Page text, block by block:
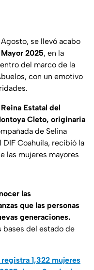
se llevó acabo
2025, en la
del marco de la
con un emotivo
Estatal del
Cleto, originaria
de Selina
Coahuila, recibió la
las mujeres mayores
las
que las personas
generaciones.
bases del estado de
1,322 mujeres